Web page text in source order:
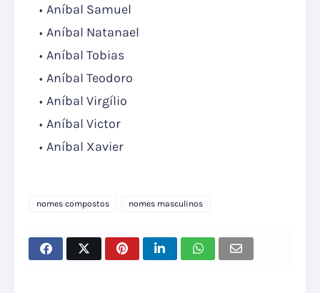
Aníbal Samuel
Aníbal Natanael
Aníbal Tobias
Aníbal Teodoro
Aníbal Virgílio
Aníbal Victor
Aníbal Xavier
nomes compostos nomes masculinos